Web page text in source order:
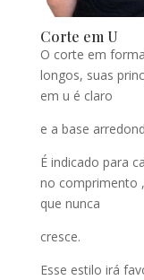
Corte em U
O corte em
longos, suas
em u é claro
e a base
É indicado para
no comprimento
que nunca
cresce.
Esse estilo irá